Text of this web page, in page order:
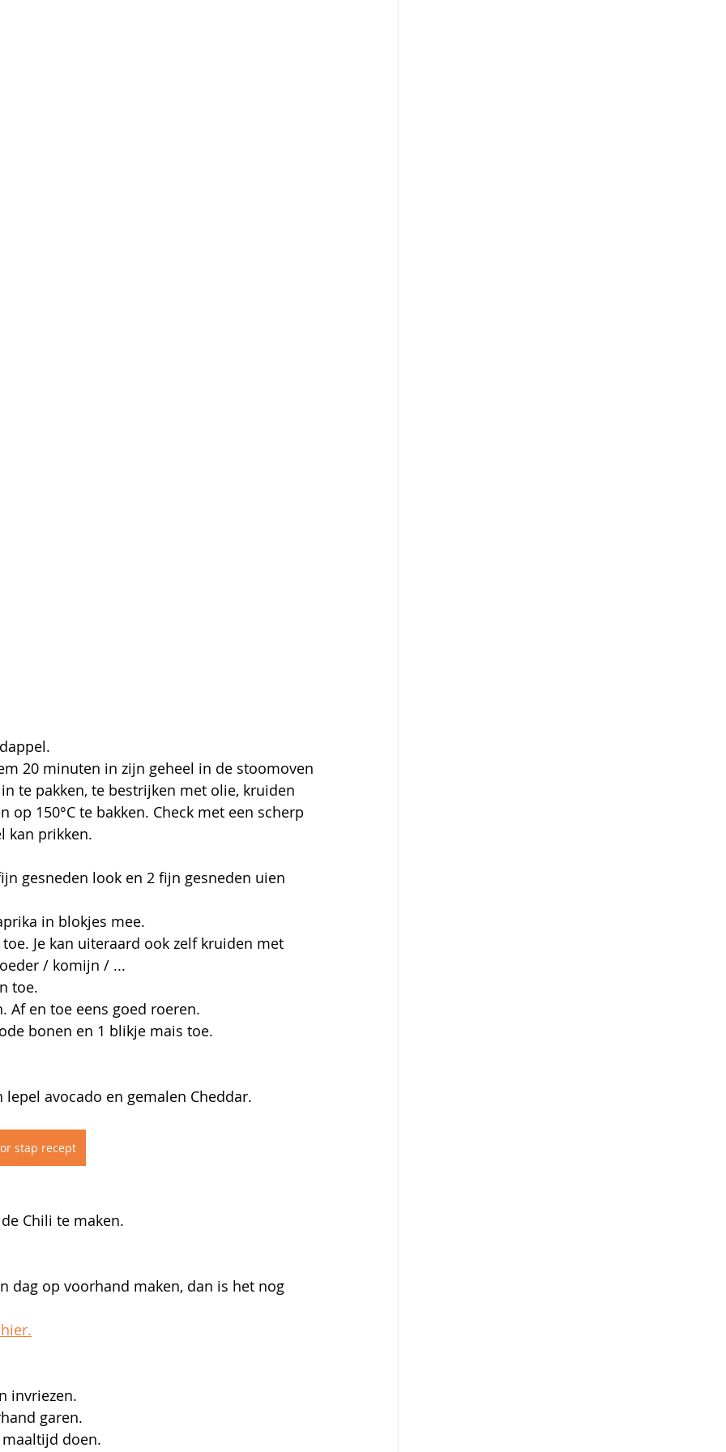
20 minuten in zijn geheel in de stoomoven
te pakken, te bestrijken met olie, kruiden
150°C te bakken. Check met een scherp
kan prikken.
gesneden look en 2 fijn gesneden uien
in blokjes mee.
Je kan uiteraard ook zelf kruiden met
/ komijn / ...
toe.
Af en toe eens goed roeren.
bonen en 1 blikje mais toe.
avocado en gemalen Cheddar.
stap recept
Chili te maken.
dag op voorhand maken, dan is het nog
invriezen.
garen.
doen.